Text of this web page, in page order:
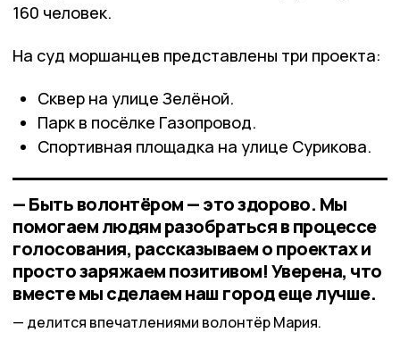
160 человек.
На суд моршанцев представлены три проекта:
Сквер на улице Зелёной.
Парк в посёлке Газопровод.
Спортивная площадка на улице Сурикова.
— Быть волонтёром — это здорово. Мы
помогаем людям разобраться в процессе
голосования, рассказываем о проектах и
просто заряжаем позитивом! Уверена, что
вместе мы сделаем наш город еще лучше.
делится впечатлениями волонтёр Мария.